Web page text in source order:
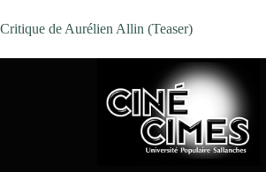
Critique de Aurélien Allin (Teaser)